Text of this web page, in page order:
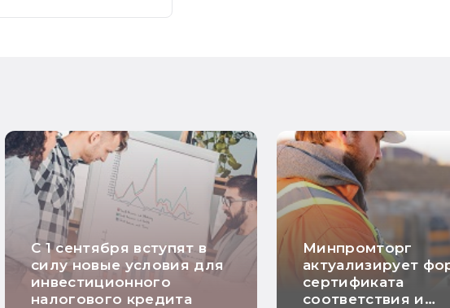
С 1 сентября вступят в
силу новые условия для
инвестиционного
налогового кредита
Минпромторг
актуализирует
сертификата
соответствия и